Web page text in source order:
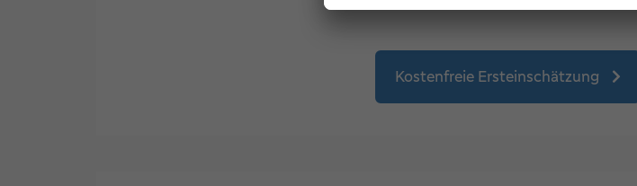
Kostenfreie Ersteinschätzung